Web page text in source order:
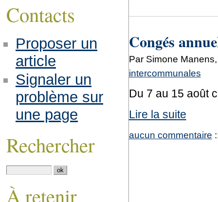
Congés
Par Simone
intercommunales
Du 7 au 15 août
Lire la suite
aucun commentaire
Contacts
Proposer un
article
Signaler un
problème sur
une page
Rechercher
À retenir